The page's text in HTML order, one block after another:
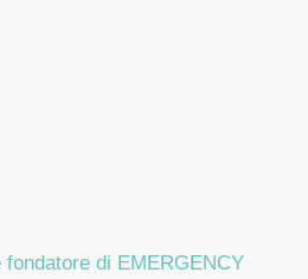
di EMERGENCY